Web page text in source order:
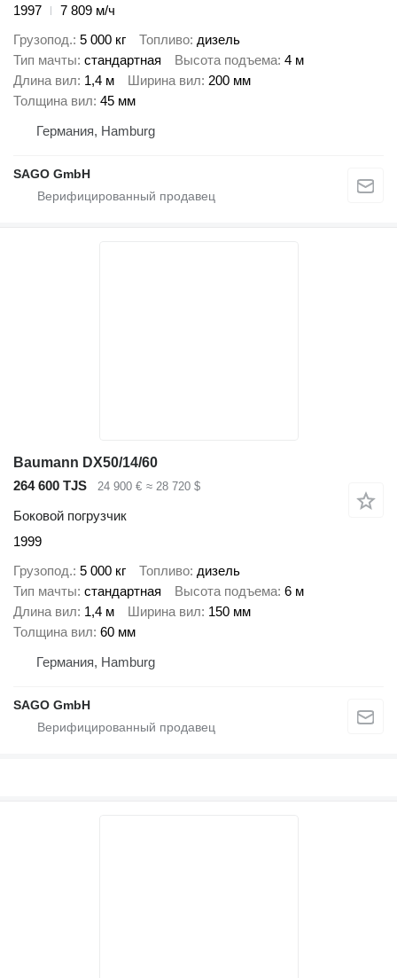
1997
7 809 м/ч
Грузопод. 5 000 кг Топливо дизель
Тип мачты стандартная Высота подъема 4 м
Длина вил 1,4 м Ширина вил 200 мм
Толщина вил 45 мм
Германия, Hamburg
SAGO GmbH
Baumann DX50/14/60
264 600 TJS
24 900 € ≈ 28 720 $
Боковой погрузчик
1999
Грузопод. 5 000 кг Топливо дизель
Тип мачты стандартная Высота подъема 6 м
Длина вил 1,4 м Ширина вил 150 мм
Толщина вил 60 мм
Германия, Hamburg
SAGO GmbH